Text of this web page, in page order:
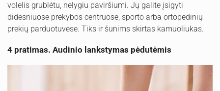
volelis grublėtu, nelygiu paviršiumi. Jų galite įsigyti
didesniuose prekybos centruose, sporto arba ortopedinių
prekių parduotuvėse. Tiks ir šunims skirtas kamuoliukas.
4 pratimas. Audinio lankstymas pėdutėmis